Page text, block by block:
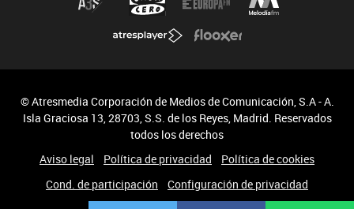
© Atresmedia Corporación de Medios de Comunicación, S.A - A.
Isla Graciosa 13, 28703, S.S. de los Reyes, Madrid. Reservados
todos los derechos
Aviso legal
Política de privacidad
Política de cookies
Cond. de participación
Configuración de privacidad